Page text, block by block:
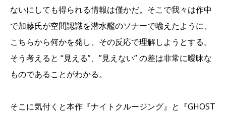
ないにしても得られる情報は僅かだ。そこで我々は作中
で加藤氏が空間認識を潜水艦のソナーで喩えたように、
こちらから何かを発し、その反応で理解しようとする。
そう考えると “見える”、”見えない” の差は非常に曖昧な
ものであることがわかる。
そこに気付くと本作『ナイトクルージング』と『GHOST